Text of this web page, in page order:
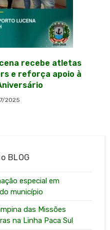
recebe atletas
e reforça apoio à
2025
BLOG
especial em
município
das Missões
na Linha Paca Sul